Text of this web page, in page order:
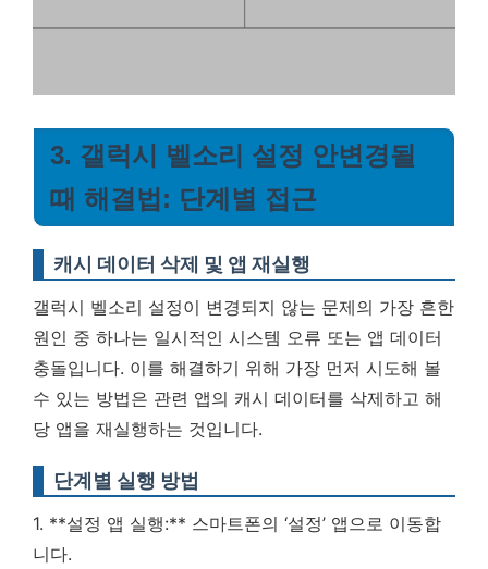
3. 갤럭시 벨소리 설정 안변경될
때 해결법: 단계별 접근
캐시 데이터 삭제 및 앱 재실행
갤럭시 벨소리 설정이 변경되지 않는 문제의 가장 흔한
원인 중 하나는 일시적인 시스템 오류 또는 앱 데이터
충돌입니다. 이를 해결하기 위해 가장 먼저 시도해 볼
수 있는 방법은 관련 앱의 캐시 데이터를 삭제하고 해
당 앱을 재실행하는 것입니다.
단계별 실행 방법
1. **설정 앱 실행:** 스마트폰의 ‘설정’ 앱으로 이동합
니다.